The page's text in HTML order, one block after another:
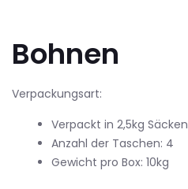
Bohnen
Verpackungsart:
Verpackt in 2,5kg Säcken
Anzahl der Taschen: 4
Gewicht pro Box: 10kg